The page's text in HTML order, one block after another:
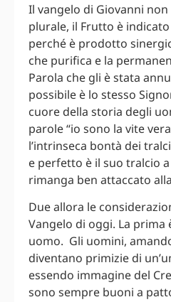
Il vangelo di Giovanni
plurale, il Frutto è
perché è prodotto
che purifica e la
Parola che gli è stata
possibile è lo stesso
cuore della storia degli
parole “io sono la vite
l’intrinseca bontà dei
e perfetto è il suo tralcio
rimanga ben attaccato
Due allora le
Vangelo di oggi. La prima
uomo. Gli uomini,
diventano primizie di
essendo immagine del
sono sempre buoni a